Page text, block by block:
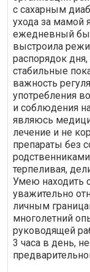
с сахарным
ухода за мамой
ежедневный
выстроила
распорядок
стабильные
важность
употребления
и соблюдения
являюсь
лечение и не
препараты без
терпеливая,
Умею
уважительно
личным
многолетний
руководящей
3 часа в день,